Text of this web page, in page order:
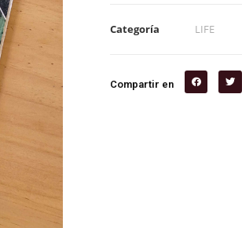
Categoría LIFE
Compartir en